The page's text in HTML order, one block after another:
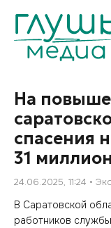
На
спасения
31
24.06.2025, 11:24
В Саратовской
работников